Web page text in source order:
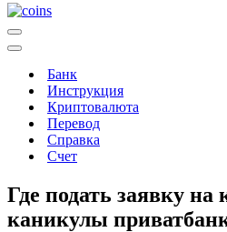
Меню
навигации
Меню
навигацииБанк
Инструкция
Криптовалюта
Перевод
Справка
Счет
Где подать заявку на
каникулы